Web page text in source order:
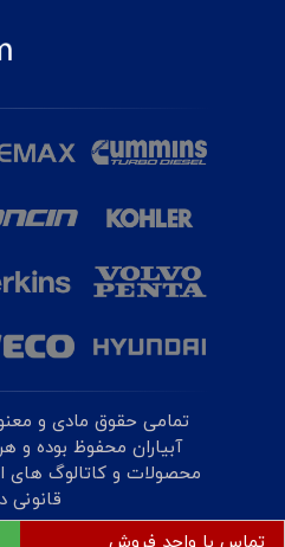
تمامی حقوق مادی و
آبیاران محفوظ بوده و
محصولات و کاتالوگ های
قانونی